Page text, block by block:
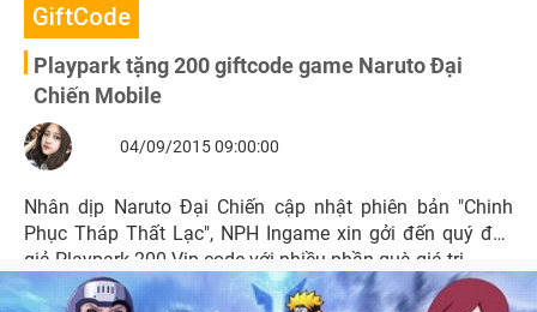
GiftCode
Playpark tặng 200 giftcode game Naruto Đại
Chiến Mobile
04/09/2015 09:00:00
Nhân dịp Naruto Đại Chiến cập nhật phiên bản "Chinh
Phục Tháp Thất Lạc", NPH Ingame xin gởi đến quý đọc
giả Playpark 200 Vip code với nhiều phần quà giá trị.